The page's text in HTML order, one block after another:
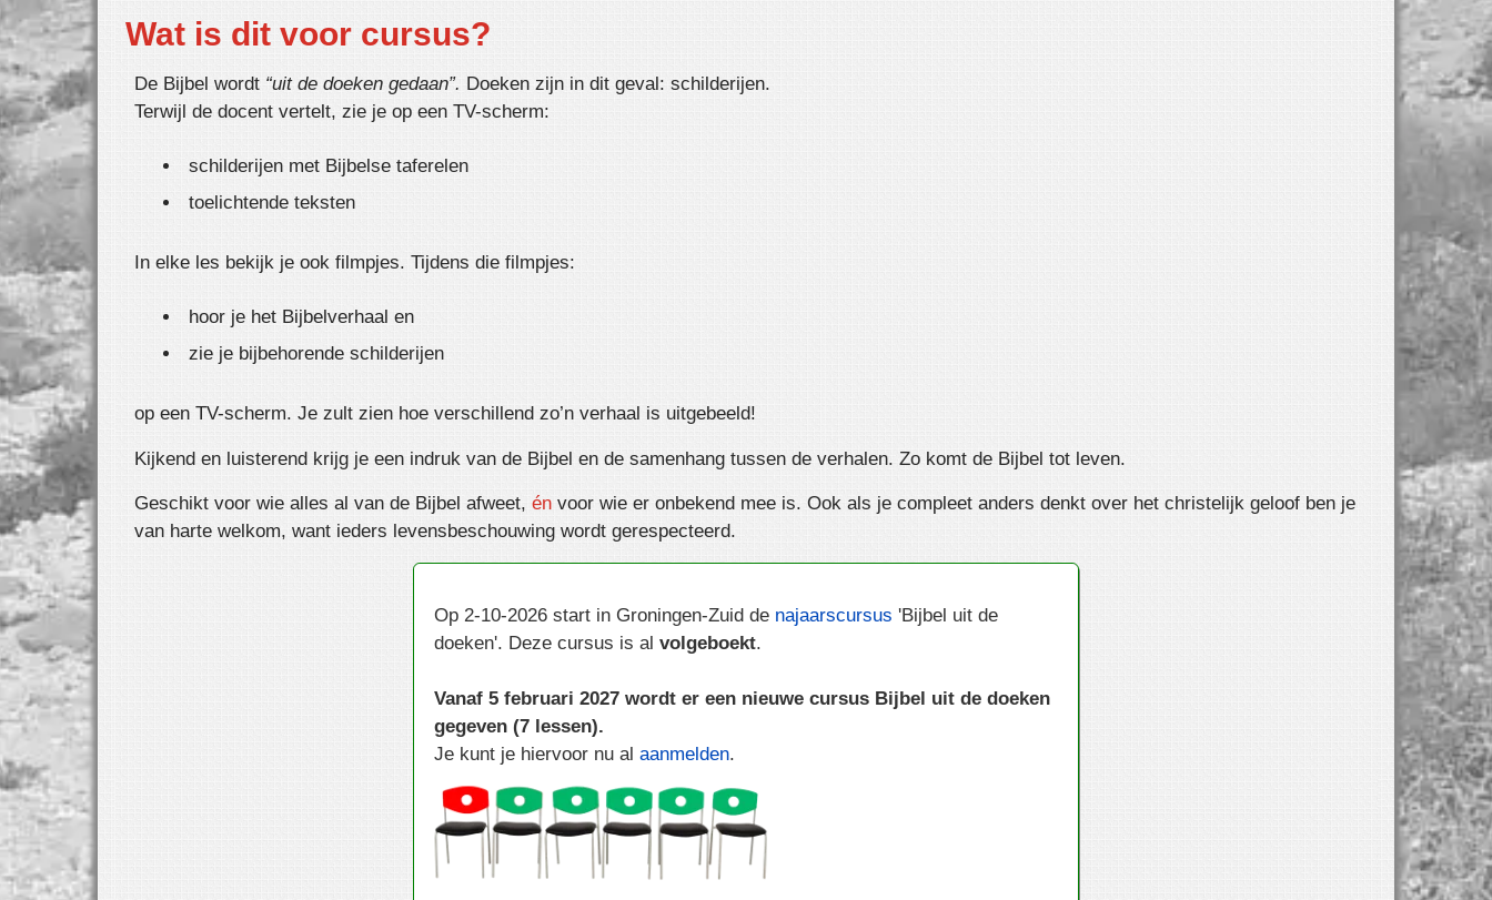
Wat is dit voor cursus?
De Bijbel wordt “uit de doeken gedaan”. Doeken zijn in dit geval: schilderijen.
Terwijl de docent vertelt, zie je op een TV-scherm:
schilderijen met Bijbelse taferelen
toelichtende teksten
In elke les bekijk je ook filmpjes. Tijdens die filmpjes:
hoor je het Bijbelverhaal en
zie je bijbehorende schilderijen
op een TV-scherm. Je zult zien hoe ver­schil­lend zo’n verhaal is uitgebeeld!
Kijkend en luisterend krijg je een indruk van de Bijbel en de samenhang tussen de verhalen. Zo komt de Bijbel tot leven.
Geschikt voor wie alles al van de Bijbel afweet, én voor wie er onbekend mee is. Ook als je compleet anders denkt over het christelijk geloof ben je
van harte welkom, want ieders levensbeschouwing wordt gerespecteerd.
Op 2-10-2026 start in Groningen-Zuid de najaarscursus 'Bijbel uit de
doeken'. Deze cursus is al volgeboekt.
Vanaf 5 februari 2027 wordt er een nieuwe cursus Bijbel uit de doeken
gegeven (7 lessen).
Je kunt je hiervoor nu al aanmelden.